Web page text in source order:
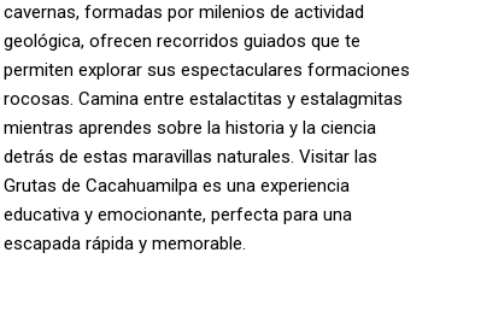
cavernas, formadas por milenios de actividad
geológica, ofrecen recorridos guiados que te
permiten explorar sus espectaculares formaciones
rocosas. Camina entre estalactitas y estalagmitas
mientras aprendes sobre la historia y la ciencia
detrás de estas maravillas naturales. Visitar las
Grutas de Cacahuamilpa es una experiencia
educativa y emocionante, perfecta para una
escapada rápida y memorable.